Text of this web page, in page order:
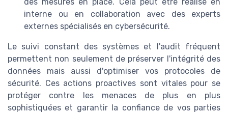
interne ou en collaboration avec des experts
externes spécialisés en cybersécurité.
Le suivi constant des systèmes et l'audit fréquent
permettent non seulement de préserver l'intégrité des
données mais aussi d'optimiser vos protocoles de
sécurité. Ces actions proactives sont vitales pour se
protéger contre les menaces de plus en plus
sophistiquées et garantir la confiance de vos parties